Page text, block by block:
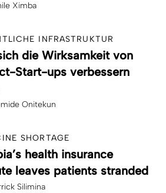
Ximba
INFRASTRUKTUR
die Wirksamkeit von
Start-ups verbessern
Onitekun
SHORTAGE
health insurance
leaves patients stranded
Silimina